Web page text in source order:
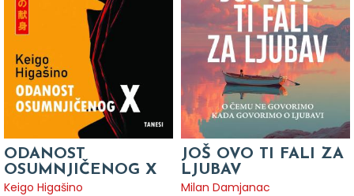
ODANOST
OSUMNJIČENOG X
Keigo Higašino
JOŠ OVO TI FALI ZA
LJUBAV
Milan Damjanac